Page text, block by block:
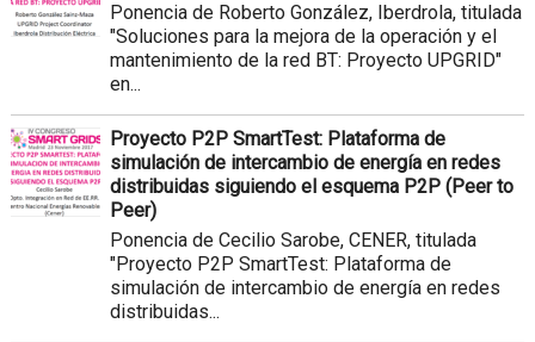
Ponencia de Roberto González, Iberdrola, titulada
"Soluciones para la mejora de la operación y el
mantenimiento de la red BT: Proyecto UPGRID"
en...
Proyecto P2P SmartTest: Plataforma de
simulación de intercambio de energía en redes
distribuidas siguiendo el esquema P2P (Peer to
Peer)
Ponencia de Cecilio Sarobe, CENER, titulada
"Proyecto P2P SmartTest: Plataforma de
simulación de intercambio de energía en redes
distribuidas...